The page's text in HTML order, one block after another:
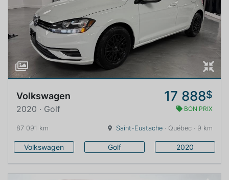
Volkswagen 17 888$
2020 · Golf BON PRIX
87 091 km Saint-Eustache · Québec · 9 km
Volkswagen Golf 2020